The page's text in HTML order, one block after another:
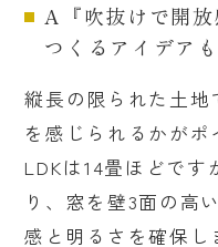
A『吹抜けで開
つくるアイデアも
縦長の限られた土地
を感じられるかがポ
LDKは14畳ほどです
り、窓を壁3面の高
感と明るさを確保し